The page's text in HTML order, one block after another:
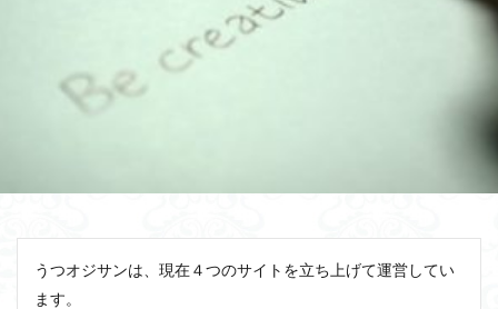
うつオジサンは、現在４つのサイトを立ち上げて運営してい
ます。